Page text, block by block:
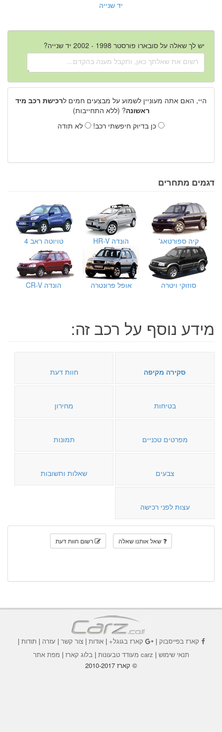
יד שנייה
יש לך שאלה על סובארו פורסטר 1998 - 2002 יד שנייה?
היי, האם אתה מעוניין לשמוע על מבצעים חמים לרכישת רכב מיד
ראשונה? (ללא התחייבות)
כן בדיוק חיפשתי רכב!
לא תודה
דגמים מתחרים
קיה ספורטאג' הונדה HR-V טויוטה ראב 4
סוזוקי ויטרה אופל פרונטרה הונדה CR-V
מידע נוסף על רכב זה:
סקירה מקיפה חוות דעת
בטיחות מחירון
מפרטים טכניים תמונות
צבעים שאלות ותשובות
עצות לפני רכישה
שאל אותנו שאלה רשום חוות דעת
קארז בפייסבוק| קארז בגוגל+|אודות |צור קשר | עזרה | תודות |
תנאי שימוש | carz מעודד טבעונות | בלוג קארז | מפת אתר
© קארז 2010-2017